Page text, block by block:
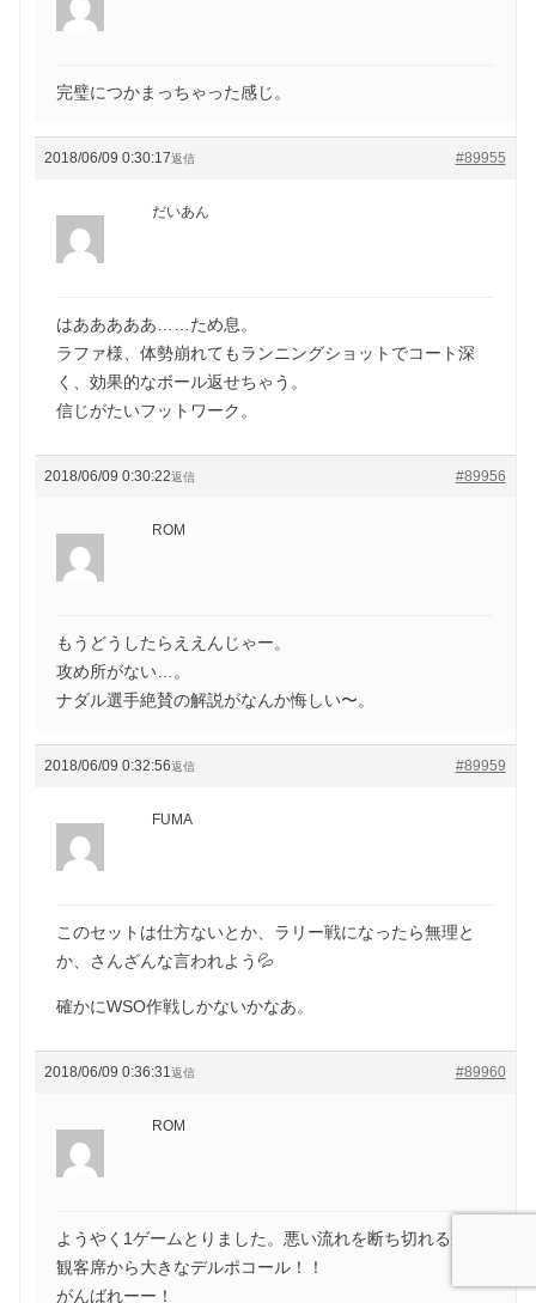
完璧につかまっちゃった感じ。
2018/06/09 0:30:17 #89955
返信
だいあん
はあああああ……ため息。
ラファ様、体勢崩れてもランニングショットでコート深
く、効果的なボール返せちゃう。
信じがたいフットワーク。
2018/06/09 0:30:22 #89956
返信
ROM
もうどうしたらええんじゃー。
攻め所がない…。
ナダル選手絶賛の解説がなんか悔しい〜。
2018/06/09 0:32:56 #89959
返信
FUMA
このセットは仕方ないとか、ラリー戦になったら無理と
か、さんざんな言われよう💦
確かにWSO作戦しかないかなあ。
2018/06/09 0:36:31 #89960
返信
ROM
ようやく1ゲームとりました。悪い流れを断ち切れるか？
観客席から大きなデルポコール！！
がんばれーー！